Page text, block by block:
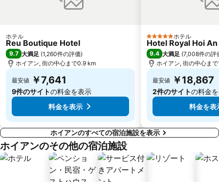
ホテル
Reu Boutique Hotel
9.7 大満足 (1,260件の評価)
ホイアン, 街の中心まで0.9 km
最安値 ￥7,641
9件のサイトの料金を表示
料金を表示
5 ホテルのランク
ホテル
Hotel Royal Hoi
9.4 大満足 (7,008件の評
ホイアン, 街の中心ま
最安値 ￥18,867
2件のサイトの料金
料金を表
ホイアンのすべての宿泊施設を表示
ホイアンのその他の宿泊施設